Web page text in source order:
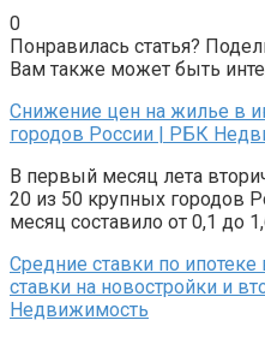
0
Понравилась статья?
Вам также может быть
Снижение цен на жилье в
городов России | РБК
В первый месяц лета
20 из 50 крупных городов
месяц составило от 0,1 до
Средние ставки по
ставки на новостройки и
Недвижимость